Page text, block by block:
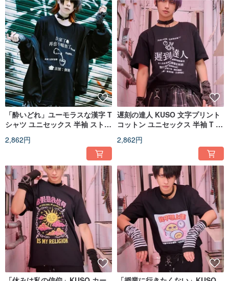
「酔いどれ」ユーモラスな漢字 T
シャツ ユニセックス 半袖 ストリ
2,862円
遅刻の達人 KUSO 文字プリント
コットン ユニセックス 半袖 T シ
2,862円